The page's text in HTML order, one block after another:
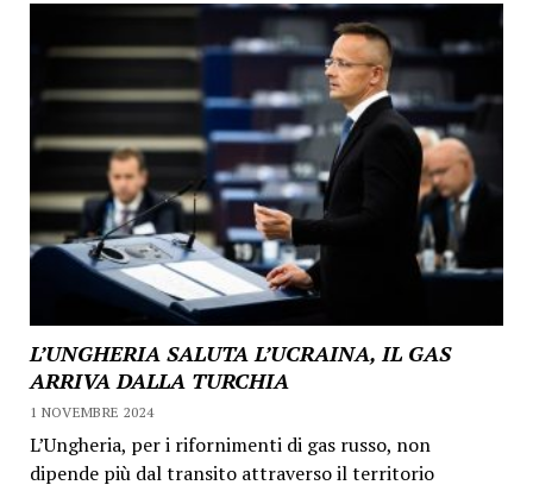
L’UNGHERIA SALUTA L’UCRAINA, IL GAS
ARRIVA DALLA TURCHIA
1 NOVEMBRE 2024
L’Ungheria, per i rifornimenti di gas russo, non
dipende più dal transito attraverso il territorio